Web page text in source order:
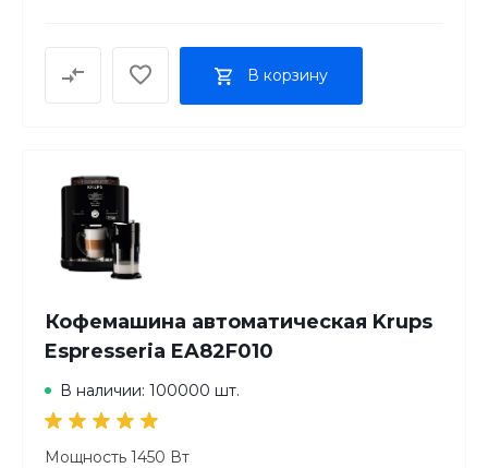
ПРИГОТОВЛЕНИЕ МОЛОЧНОЙ ПЕНЫ
Капучинатор Есть Другие товары
В корзину
Кофемашина автоматическая Krups
Espresseria EA82F010
В наличии: 100000 шт.
Мощность 1450 Вт